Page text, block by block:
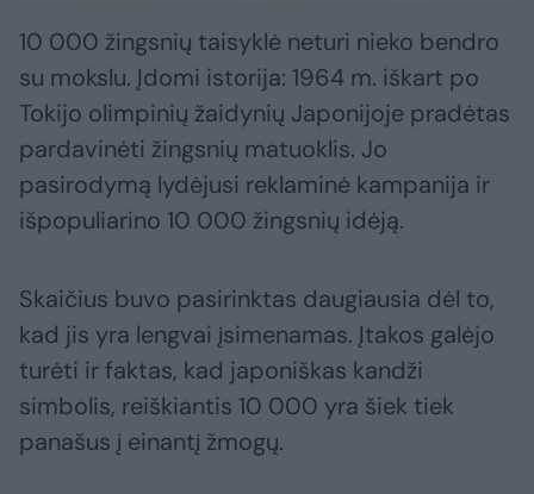
10 000 žingsnių taisyklė neturi nieko bendro
su mokslu. Įdomi istorija: 1964 m. iškart po
Tokijo olimpinių žaidynių Japonijoje pradėtas
pardavinėti žingsnių matuoklis. Jo
pasirodymą lydėjusi reklaminė kampanija ir
išpopuliarino 10 000 žingsnių idėją.
Skaičius buvo pasirinktas daugiausia dėl to,
kad jis yra lengvai įsimenamas. Įtakos galėjo
turėti ir faktas, kad japoniškas kandži
simbolis, reiškiantis 10 000 yra šiek tiek
panašus į einantį žmogų.